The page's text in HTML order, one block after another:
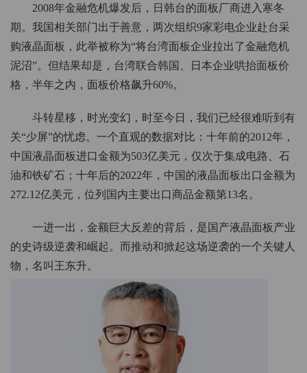
2008年金融危机爆发后，日韩台的面板厂商进入寒冬
期。我国相关部门出于善意，两次组织9家彩电企业赴台采
购液晶面板，此举被称为“将台湾面板企业拉出了金融危机
泥沼”。但结果却是，台湾联合韩国、日本企业哄抬面板价
格，半年之内，面板价格飙升60%。
斗转星移，时光变幻，时至今日，我们已经很难听到有
关“少屏”的忧虑。一个直观的数据对比：十年前的2012年，
中国液晶面板进口金额为503亿美元，仅次于集成电路、石
油和铁矿石；十年后的2022年，中国的液晶面板出口金额为
272.12亿美元，位列国内主要出口商品金额第13名。
一进一出，金额巨大反差的背后，是国产液晶面板产业
的史诗级逆袭和崛起。而推动和掀起这场逆袭的一个关键人
物，名叫王东升。